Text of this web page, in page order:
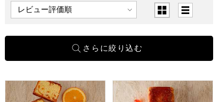
表示順 表示切替
ホテルニューオータニ オレンジケーキ(1本)[O-17]【年間ギフ
ホテルニューオータニ フル